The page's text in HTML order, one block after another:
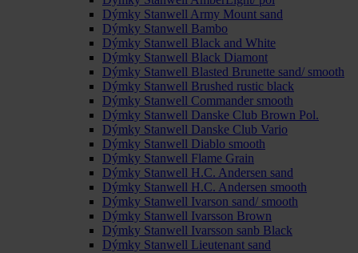
Dýmky Stanwell Army Mount sand
Dýmky Stanwell Bambo
Dýmky Stanwell Black and White
Dýmky Stanwell Black Diamont
Dýmky Stanwell Blasted Brunette sand/ smooth
Dýmky Stanwell Brushed rustic black
Dýmky Stanwell Commander smooth
Dýmky Stanwell Danske Club Brown Pol.
Dýmky Stanwell Danske Club Vario
Dýmky Stanwell Diablo smooth
Dýmky Stanwell Flame Grain
Dýmky Stanwell H.C. Andersen sand
Dýmky Stanwell H.C. Andersen smooth
Dýmky Stanwell Ivarson sand/ smooth
Dýmky Stanwell Ivarsson Brown
Dýmky Stanwell Ivarsson sanb Black
Dýmky Stanwell Lieutenant sand